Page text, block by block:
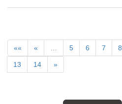
«« « 5 6 7 8
13 14 »